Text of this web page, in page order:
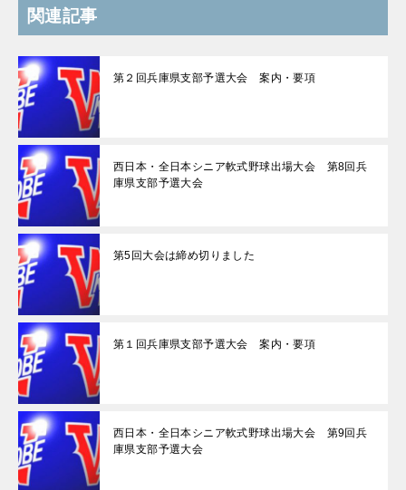
関連記事
第２回兵庫県支部予選大会 案内・要項
西日本・全日本シニア軟式野球出場大会 第8回兵
庫県支部予選大会
第5回大会は締め切りました
第１回兵庫県支部予選大会 案内・要項
西日本・全日本シニア軟式野球出場大会 第9回兵
庫県支部予選大会